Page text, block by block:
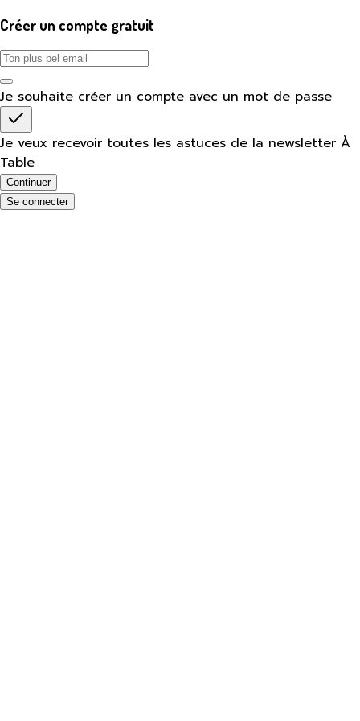
Créer un compte gratuit
Je souhaite créer un compte avec un mot de passe
Je veux recevoir toutes les astuces de la newsletter À
Table
Continuer
Se connecter